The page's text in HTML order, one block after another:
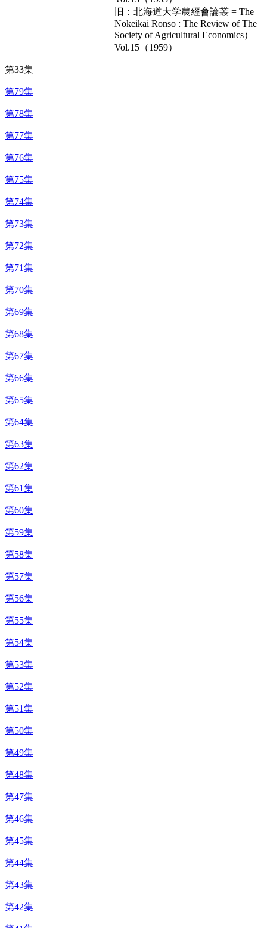
旧：北海道大学農經會論叢 = The
Nokeikai Ronso : The Review of The
Society of Agricultural Economics）
Vol.15（1959）
第33集
第79集
第78集
第77集
第76集
第75集
第74集
第73集
第72集
第71集
第70集
第69集
第68集
第67集
第66集
第65集
第64集
第63集
第62集
第61集
第60集
第59集
第58集
第57集
第56集
第55集
第54集
第53集
第52集
第51集
第50集
第49集
第48集
第47集
第46集
第45集
第44集
第43集
第42集